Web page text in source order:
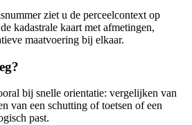
ziet u de perceelcontext op
kadastrale kaart met afmetingen,
maatvoering bij elkaar.
bij snelle orientatie: vergelijken van
van een schutting of toetsen of een
past.